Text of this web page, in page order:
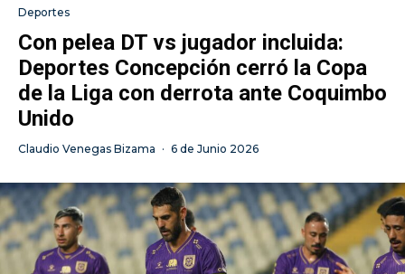
Deportes
Con pelea DT vs jugador incluida:
Deportes Concepción cerró la Copa
de la Liga con derrota ante Coquimbo
Unido
Claudio Venegas Bizama · 6 de Junio 2026